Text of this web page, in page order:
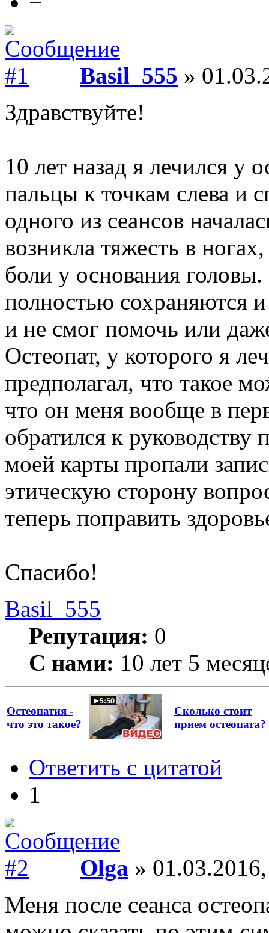
Basil_555 »
Здравствуйте!
10 лет назад я лечился у
пальцы к точкам слева и
одного из сеансов
возникла тяжесть в
боли у основания
полностью сохраняются
и не смог помочь или
Остеопат, у которого я
предполагал, что такое
что он меня вообще в
обратился к руководству
моей карты пропали
этическую сторону
теперь поправить
Спасибо!
Basil_555
Репутация: 0
С нами: 10 лет 5
Остеопатия -
что это такое?
Сколько стоит
прием остеопата?
Ответить с цитатой
1
Olga »
Меня после сеанса